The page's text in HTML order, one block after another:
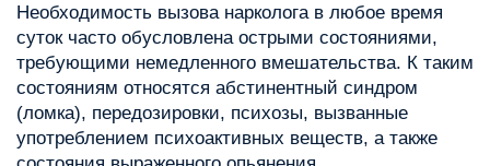
Необходимость вызова нарколога в любое время
суток часто обусловлена острыми состояниями,
требующими немедленного вмешательства. К таким
состояниям относятся абстинентный синдром
(ломка), передозировки, психозы, вызванные
употреблением психоактивных веществ, а также